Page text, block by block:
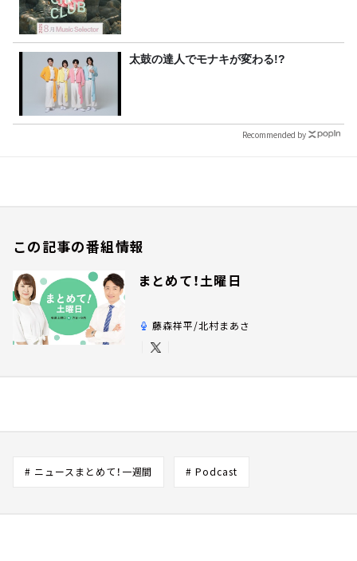
太鼓の達人でモナキが変わる!?
Recommended by
この記事の番組情報
まとめて！土曜日
藤森祥平/北村まあさ
# ニュースまとめて！一週間 # Podcast